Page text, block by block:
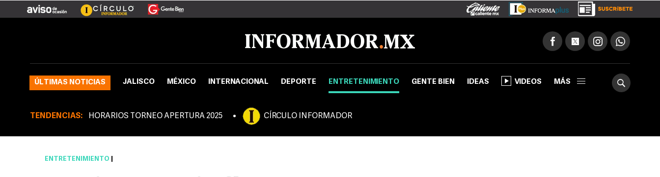
ÚLTIMAS NOTICIAS JALISCO MÉXICO INTERNACIONAL DEPORTE ENTRETENIMIENTO GENTE BIEN IDEAS VIDEOS MÁS
TENDENCIAS: HORARIOS TORNEO APERTURA 2025 CÍRCULO INFORMADOR
ENTRETENIMIENTO